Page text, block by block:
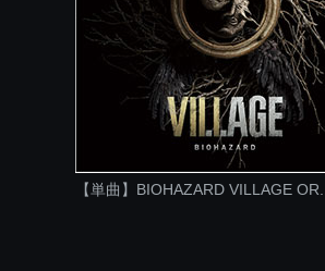
【単曲】BIOHAZARD VILLAGE OR...